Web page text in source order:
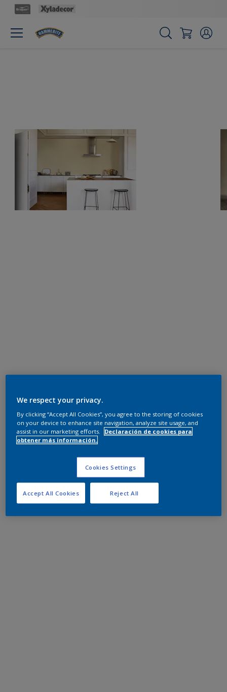
We respect your privacy.
By clicking “Accept All Cookies”, you agree to the storing of cookies
on your device to enhance site navigation, analyze site usage, and
assist in our marketing efforts.
Declaración de cookies para
obtener más información.
Cookies Settings
Reject All
Accept All Cookies